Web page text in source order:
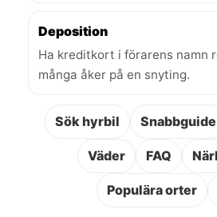
Deposition
Ha kreditkort i förarens namn
många åker på en snyting.
Sök hyrbil Snabbguide
Väder FAQ
Populära orter